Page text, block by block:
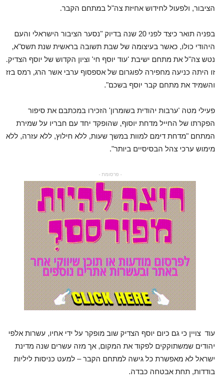
הציבור, ולפעול לחידוש אחיזת צה"ל במתחם הקבר.
בפניה תואר כיצד לפני 20 שנה בדיוק "נסער הציבור הישראלי והעם
היהודי כולו, כאשר בעיצומה של שבת תשובה בראשית שנת תשס"א,
נטש צה"ל את מתחם ישיבת 'עוד יוסף חי' וציון הקדוש של יוסף הצדיק.
זו היתה כניעה מחפירה לפוגרום של אספסוף ערבי אשר הרג, רמס בזז
והשמיד את מתחם קבר יוסף בשכם".
פעילי מטה 'ערבות יהודית בשומרון' הזכירו במכתבם את סיפור
הפקרתו של החייל מדחת יוסוף, שהופקד יחד עם חבריו על שמירת
המתחם "מדחת דימם למוות במשך שעות, ללא חילוץ, ללא עזרה, ללא
מימוש ערכי צהל הבסיסיים ביותר".
- פרסומת -
עוד צויין כי גם כיום יוסף הצדיק שוב מופקר על ידי אחיו, עשרות אלפי
יהודים שמשתוקקים לפקוד את המקום, אך מזה עשרים שנה מדינת
ישראל לא מאפשרת כל גישה למתחם הקבר – למעט כניסות ליליות
בודדות, תחת אבטחה כבדה.